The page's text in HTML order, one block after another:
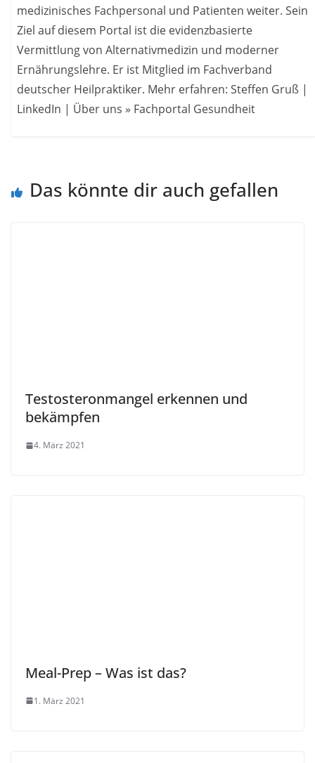
medizinisches Fachpersonal und Patienten weiter. Sein
Ziel auf diesem Portal ist die evidenzbasierte
Vermittlung von Alternativmedizin und moderner
Ernährungslehre. Er ist Mitglied im Fachverband
deutscher Heilpraktiker. Mehr erfahren: Steffen Gruß |
LinkedIn | Über uns » Fachportal Gesundheit
Das könnte dir auch gefallen
Testosteronmangel erkennen und
bekämpfen
4. März 2021
Meal-Prep – Was ist das?
1. März 2021